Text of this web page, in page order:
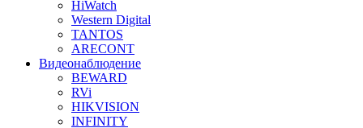
HiWatch
Western Digital
TANTOS
ARECONT
Видеонаблюдение
BEWARD
RVi
HIKVISION
INFINITY